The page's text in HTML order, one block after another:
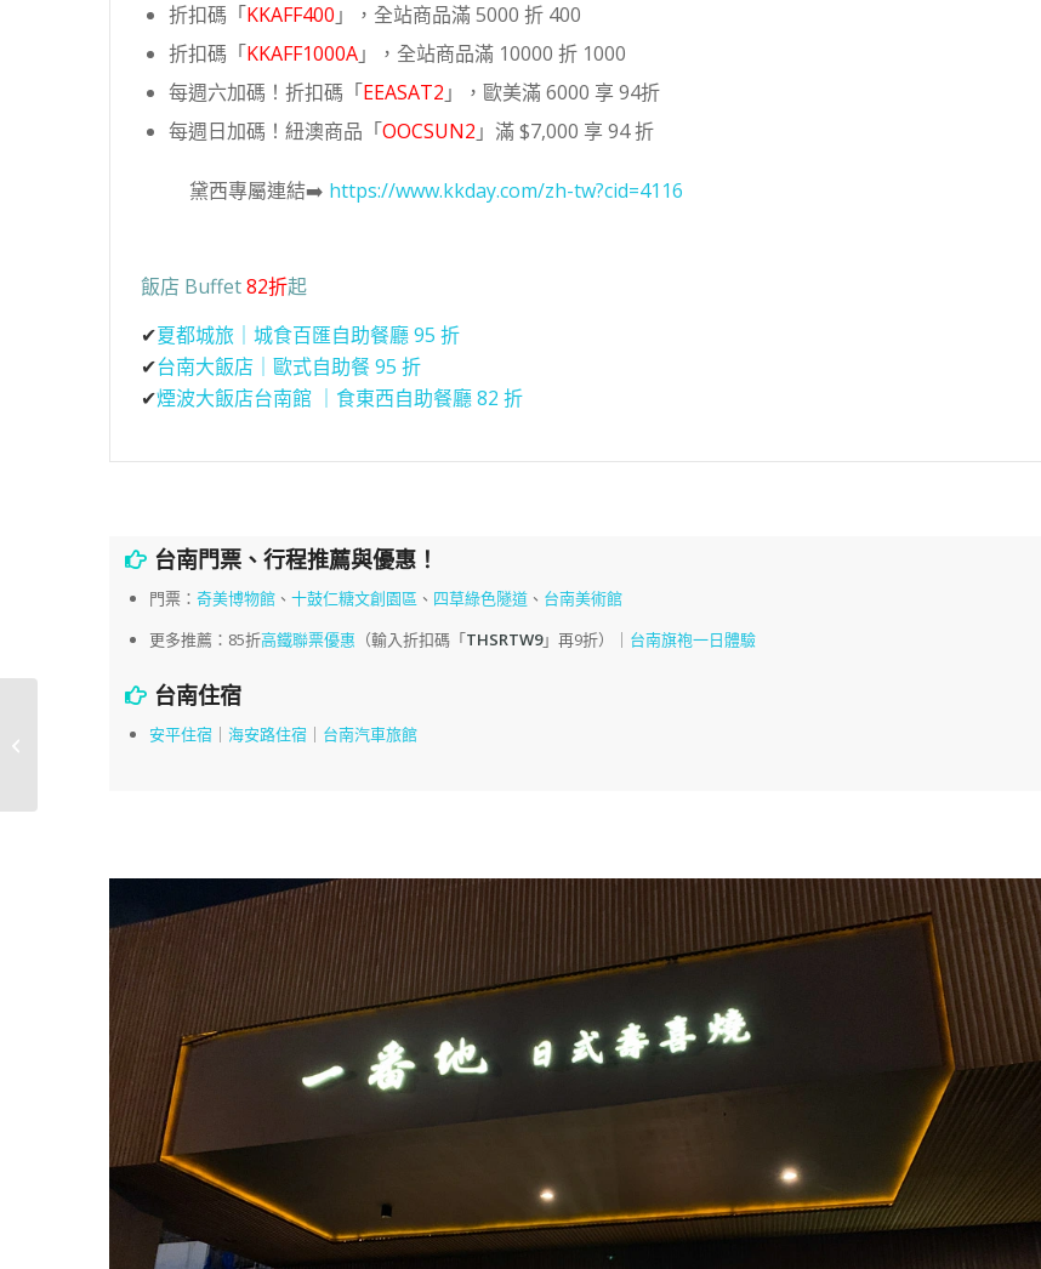
折扣碼「KKAFF400 」，全站商品滿 5000 折 400
折扣碼「KKAFF1000A」，全站商品滿 10000 折 1000
每週六加碼！折扣碼「EEASAT2 」，歐美滿 6000 享 94折
每週日加碼！紐澳商品「OOCSUN2 」滿 $7,000 享 94 折
黛西專屬連結➡️ https://www.kkday.com/zh-tw?cid=4116
飯店 Buffet82折起
✔夏都城旅｜城食百匯自助餐廳 95 折
✔台南大飯店｜歐式自助餐 95 折
✔煙波大飯店台南館 ｜食東西自助餐廳 82 折
台南門票、行程推薦與優惠！
門票：奇美博物館 、十鼓仁糖文創園區 、 四草綠色隧道 、 台南美術館
更多推薦：85折高鐵聯票優惠 （輸入折扣碼「THSRTW9」再9折）｜ 台南旗袍一日體驗
台南住宿
安平住宿 ｜海安路住宿 ｜ 台南汽車旅館
烏」，便當加一大碗排